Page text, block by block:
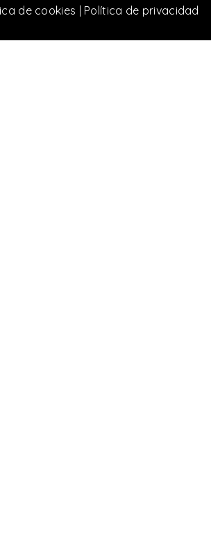
de cookies | Política de privacidad